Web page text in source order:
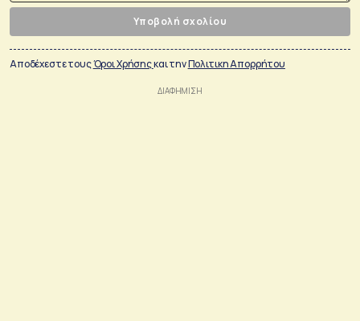
Υποβολή σχολίου
Αποδέχεστε τουςΌροι Χρήσηςκαι τηνΠολιτικη Απορρήτου